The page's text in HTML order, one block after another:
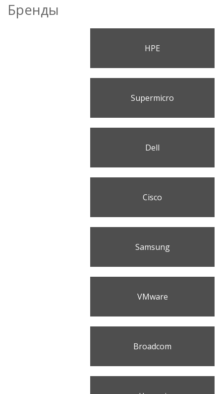
Бренды
HPE
Supermicro
Dell
Cisco
Samsung
VMware
Broadcom